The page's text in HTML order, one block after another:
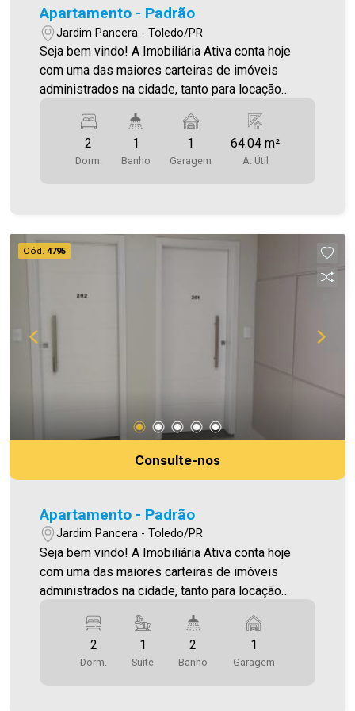
Apartamento - Padrão
Jardim Pancera - Toledo/PR
Seja bem vindo! A Imobiliária Ativa conta hoje
com uma das maiores carteiras de imóveis
administrados na cidade, tanto para locação
opções! Apartamento Localizado no Jardim
Pancera. O Imóvel conta com: - Sala de Estar -
Cozinha Planejada - 02 Quartos - 01 WC (social) -
o seu novo lar É AGORA! Imobiliária Ativa, sinta-
se em casa!
2
Dorm.
1
Banho
1
Garagem
64.04 m²
A. Útil
Cód. 4795
Consulte-nos
Apartamento - Padrão
Jardim Pancera - Toledo/PR
Seja bem vindo! A Imobiliária Ativa conta hoje
com uma das maiores carteiras de imóveis
administrados na cidade, tanto para locação
opções! Apartamento Localizado no Jardim
Pancera. O Imóvel conta com: - Sala de
Jantar/Estar - Cozinha - 01 Suíte - 01 Quarto - 02
2
Dorm.
1
Suite
2
Banho
1
Garagem